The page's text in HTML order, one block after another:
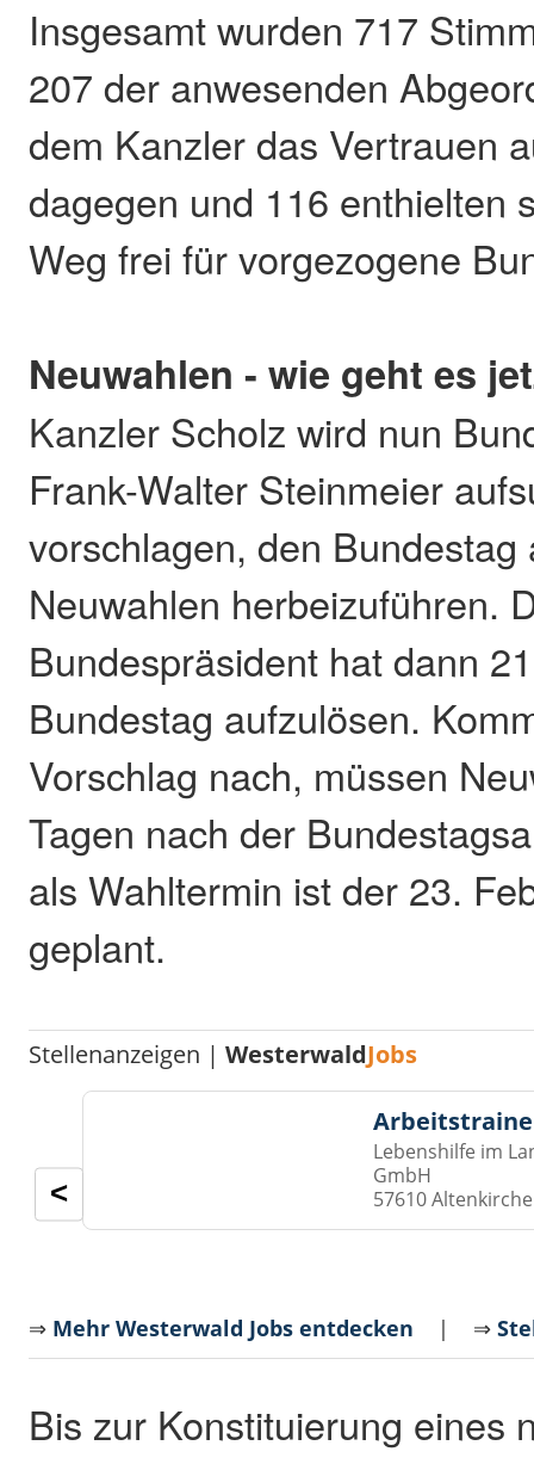
Insgesamt wurden 717
207 der anwesenden
dem Kanzler das Vertrauen
dagegen und 116 enthielten
Weg frei für vorgezogene
Neuwahlen - wie geht es
Kanzler Scholz wird nun
Frank-Walter Steinmeier
vorschlagen, den
Neuwahlen herbeizuführen.
Bundespräsident hat dann
Bundestag aufzulösen.
Vorschlag nach, müssen
Tagen nach der
als Wahltermin ist der 23.
geplant.
Stellenanzeigen |WesterwaldJobs
Lebenshilfe im
GmbH
57610
<
⇒ Mehr Westerwald Jobs entdecken | ⇒
Bis zur Konstituierung eines